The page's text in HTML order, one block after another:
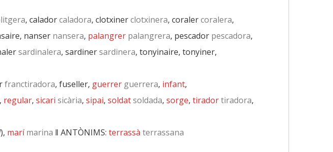
, caladorcaladora, clotxinerclotxinera, coralercoralera,
nanser nansera, palangrer palangrera, pescador pescadora,
sardinalera, sardinersardinera, tonyinaire, tonyiner,
franctiradora, fuseller, guerrer guerrera, infant,
, regular, sicari sicària, sipai, soldatsoldada, sorge, tiradortiradora,
), marímarina ‖ ANTÒNIMS: terrassà terrassana